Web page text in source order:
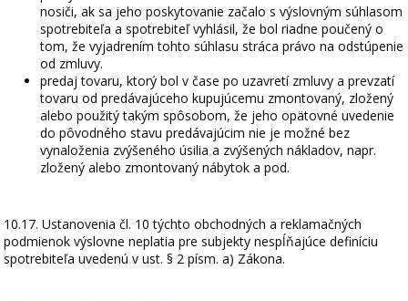
nosiči, ak sa jeho poskytovanie začalo s výslovným súhlasom
spotrebiteľa a spotrebiteľ vyhlásil, že bol riadne poučený o
tom, že vyjadrením tohto súhlasu stráca právo na odstúpenie
od zmluvy.
predaj tovaru, ktorý bol v čase po uzavretí zmluvy a prevzatí
tovaru od predávajúceho kupujúcemu zmontovaný, zložený
alebo použitý takým spôsobom, že jeho opätovné uvedenie
do pôvodného stavu predávajúcim nie je možné bez
vynaloženia zvýšeného úsilia a zvýšených nákladov, napr.
zložený alebo zmontovaný nábytok a pod.
10.17. Ustanovenia čl. 10 týchto obchodných a reklamačných
podmienok výslovne neplatia pre subjekty nespĺňajúce definíciu
spotrebiteľa uvedenú v ust. § 2 písm. a) Zákona.